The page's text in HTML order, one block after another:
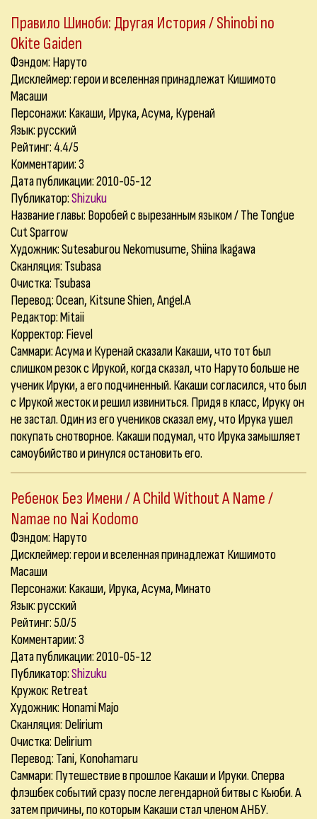
Правило Шиноби: Другая История / Shinobi no
Okite Gaiden
Фэндом: Наруто
Дисклеймер: герои и вселенная принадлежат Кишимото
Масаши
Персонажи: Какаши, Ирука, Асума, Куренай
Язык: русский
Рейтинг: 4.4/5
Комментарии:3
Дата публикации: 2010-05-12
Публикатор:Shizuku
Название главы: Воробей с вырезанным языком / The Tongue
Cut Sparrow
Художник: Sutesaburou Nekomusume, Shiina Ikagawa
Сканляция: Tsubasa
Очистка: Tsubasa
Перевод: Ocean, Kitsune Shien, Angel.A
Редактор: Mitaii
Корректор: Fievel
Саммари: Асума и Куренай сказали Какаши, что тот был
слишком резок с Ирукой, когда сказал, что Наруто больше не
ученик Ируки, а его подчиненный. Какаши согласился, что был
с Ирукой жесток и решил извиниться. Придя в класс, Ируку он
не застал. Один из его учеников сказал ему, что Ирука ушел
покупать снотворное. Какаши подумал, что Ирука замышляет
самоубийство и ринулся остановить его.
Ребенок Без Имени / A Child Without A Name /
Namae no Nai Kodomo
Фэндом: Наруто
Дисклеймер: герои и вселенная принадлежат Кишимото
Масаши
Персонажи: Какаши, Ирука, Асума, Минато
Язык: русский
Рейтинг: 5.0/5
Комментарии:3
Дата публикации: 2010-05-12
Публикатор:Shizuku
Кружок: Retreat
Художник: Honami Majo
Сканляция: Delirium
Очистка: Delirium
Перевод: Tani, Konohamaru
Саммари: Путешествие в прошлое Какаши и Ируки. Сперва
флэшбек событий сразу после легендарной битвы с Кьюби. А
затем причины, по которым Какаши стал членом АНБУ.